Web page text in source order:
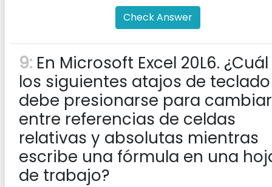
Check Answer
9: En Microsoft Excel 20L6.
los siguientes atajos de teclado
debe presionarse para cambiar
entre referencias de celdas
relativas y absolutas mientras
escribe una fórmula en una
de trabajo?